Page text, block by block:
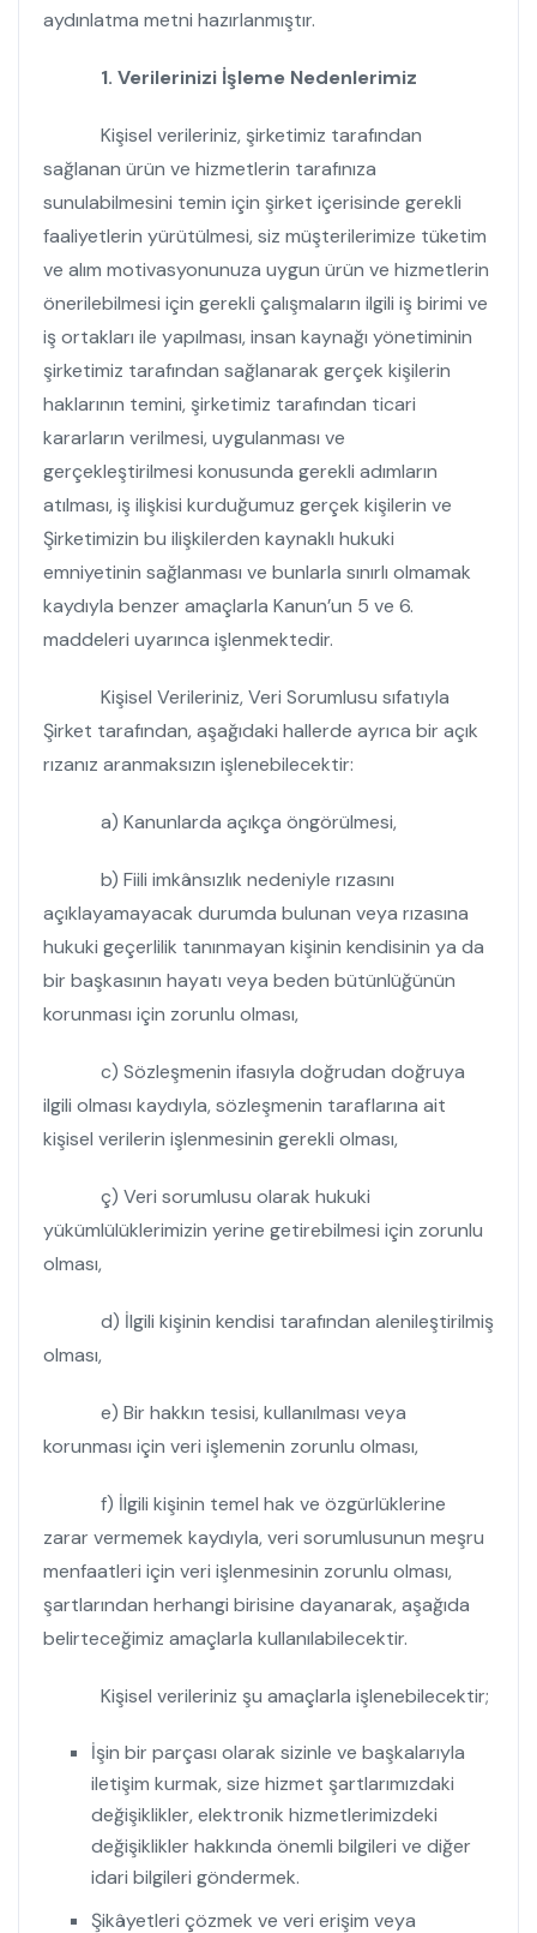
aydınlatma metni hazırlanmıştır.
1. Verilerinizi İşleme Nedenlerimiz
Kişisel verileriniz, şirketimiz tarafından
sağlanan ürün ve hizmetlerin tarafınıza
sunulabilmesini temin için şirket içerisinde gerekli
faaliyetlerin yürütülmesi, siz müşterilerimize tüketim
ve alım motivasyonunuza uygun ürün ve hizmetlerin
önerilebilmesi için gerekli çalışmaların ilgili iş birimi ve
iş ortakları ile yapılması, insan kaynağı yönetiminin
şirketimiz tarafından sağlanarak gerçek kişilerin
haklarının temini, şirketimiz tarafından ticari
kararların verilmesi, uygulanması ve
gerçekleştirilmesi konusunda gerekli adımların
atılması, iş ilişkisi kurduğumuz gerçek kişilerin ve
Şirketimizin bu ilişkilerden kaynaklı hukuki
emniyetinin sağlanması ve bunlarla sınırlı olmamak
kaydıyla benzer amaçlarla Kanun’un 5 ve 6.
maddeleri uyarınca işlenmektedir.
Kişisel Verileriniz, Veri Sorumlusu sıfatıyla
Şirket tarafından, aşağıdaki hallerde ayrıca bir açık
rızanız aranmaksızın işlenebilecektir:
a) Kanunlarda açıkça öngörülmesi,
b) Fiili imkânsızlık nedeniyle rızasını
açıklayamayacak durumda bulunan veya rızasına
hukuki geçerlilik tanınmayan kişinin kendisinin ya da
bir başkasının hayatı veya beden bütünlüğünün
korunması için zorunlu olması,
c) Sözleşmenin ifasıyla doğrudan doğruya
ilgili olması kaydıyla, sözleşmenin taraflarına ait
kişisel verilerin işlenmesinin gerekli olması,
ç) Veri sorumlusu olarak hukuki
yükümlülüklerimizin yerine getirebilmesi için zorunlu
olması,
d) İlgili kişinin kendisi tarafından alenileştirilmiş
olması,
e) Bir hakkın tesisi, kullanılması veya
korunması için veri işlemenin zorunlu olması,
f) İlgili kişinin temel hak ve özgürlüklerine
zarar vermemek kaydıyla, veri sorumlusunun meşru
menfaatleri için veri işlenmesinin zorunlu olması,
şartlarından herhangi birisine dayanarak, aşağıda
belirteceğimiz amaçlarla kullanılabilecektir.
Kişisel verileriniz şu amaçlarla işlenebilecektir;
İşin bir parçası olarak sizinle ve başkalarıyla
iletişim kurmak, size hizmet şartlarımızdaki
değişiklikler, elektronik hizmetlerimizdeki
değişiklikler hakkında önemli bilgileri ve diğer
idari bilgileri göndermek.
Şikâyetleri çözmek ve veri erişim veya